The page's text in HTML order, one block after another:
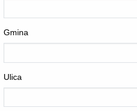
Gmina
Ulica